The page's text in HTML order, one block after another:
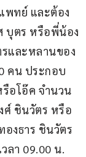
พทย์ และต้อง
บุตร หรือพี่น้อง
และหลานของ
คน ประกอบ
อโอ๊ค จำนวน
ศ์ ชินวัตร หรือ
งธาร ชินวัตร
ลา 09.00 น.